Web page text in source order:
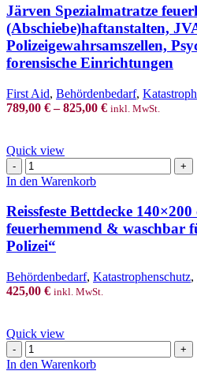
has
multiple
variants.
The
options
be
chosen
Järven Spezialmatratze
(Abschiebe)haftanstalten,
Polizeigewahrsamszellen,
forensische Einrichtungen
First Aid, Behördenbedarf,
789,00 €–825,00 € inkl. MwSt.
Quick view
Reissfeste
Bettdecke
cm
–
kochfest,
feuerhemmend
waschbar
für
oder
Polizei“
Menge
In den Warenkorb
Reissfeste Bettdecke
feuerhemmend & waschbar
Polizei“
Behördenbedarf, Katastrophenschutz,
425,00 € inkl. MwSt.
Quick view
Reissfester
Matratzenüberzug,
In den Warenkorb